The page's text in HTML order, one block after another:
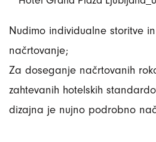
Nudimo individualne storitve
načrtovanje;
Za doseganje načrtovanih
zahtevanih hotelskih
dizajna je nujno podrobno